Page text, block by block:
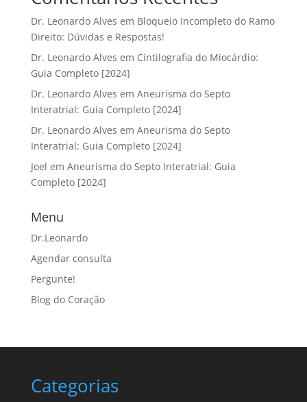
Dr. Leonardo Alves em Bloqueio Incompleto do Ramo
Direito: Dúvidas e Respostas!
Dr. Leonardo Alves em Cintilografia do Miocárdio:
Guia Completo [2024]
Dr. Leonardo Alves em Aneurisma do Septo
Interatrial: Guia Completo [2024]
Dr. Leonardo Alves em Aneurisma do Septo
Interatrial: Guia Completo [2024]
Joel em Aneurisma do Septo Interatrial: Guia
Completo [2024]
Menu
Dr.Leonardo
Agendar consulta
Pergunte!
Blog do Coração
Categorias